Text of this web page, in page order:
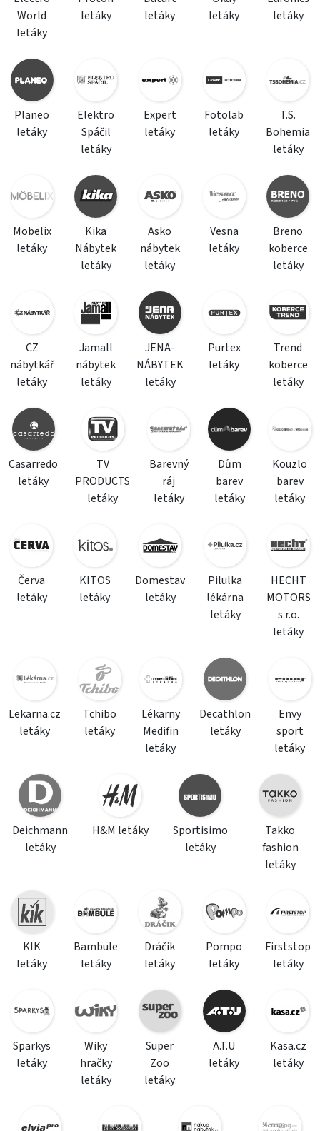
World
letáky
letáky
letáky
letáky
letáky
Planeo
letáky
Elektro
Spáčil
letáky
Expert
letáky
Fotolab
letáky
T.S.
Bohemia
letáky
Mobelix
letáky
Kika
Nábytek
letáky
Asko
nábytek
letáky
Vesna
letáky
Breno
koberce
letáky
CZ
nábytkář
letáky
Jamall
nábytek
letáky
JENA-
NÁBYTEK
letáky
Purtex
letáky
Trend
koberce
letáky
Casarredo
letáky
TV
PRODUCTS
letáky
Barevný
ráj
letáky
Dům
barev
letáky
Kouzlo
barev
letáky
Červa
letáky
KITOS
letáky
Domestav
letáky
Pilulka
lékárna
letáky
HECHT
MOTORS
s.r.o.
letáky
Lekarna.cz
letáky
Tchibo
letáky
Lékarny
Medifin
letáky
Decathlon
letáky
Envy
sport
letáky
Deichmann
letáky
H&M letáky
Sportisimo
letáky
Takko
fashion
letáky
KIK
letáky
Bambule
letáky
Dráčik
letáky
Pompo
letáky
Firststop
letáky
Sparkys
letáky
Wiky
hračky
letáky
Super
Zoo
letáky
A.T.U
letáky
Kasa.cz
letáky